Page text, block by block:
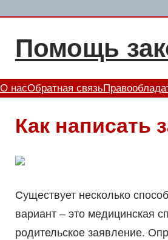
содержимому
Помощь
О насОбратная связь
Как написать
Существует несколько
вариант – это медицинская
родительское заявление.